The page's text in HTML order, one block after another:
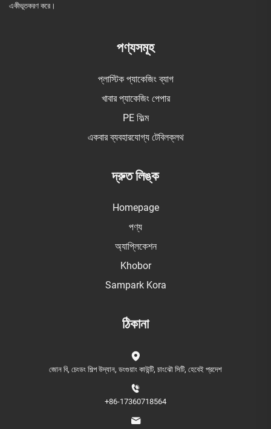
একীভূতকরণ করে।
পণ্যসমূহ
প্লাস্টিক প্যাকেজিং ব্যাগ
খাবার প্যাকেজিং পেপার
PE ফিল্ম
একবার ব্যবহারযোগ্য টেবিলক্লথ
দ্রুত লিঙ্ক
Homepage
পণ্য
অ্যাপ্লিকেশন
Khobor
Sampark Kora
ঠিকানা
জোন বি, চেংডং শিল্প উদ্যান, ডংগুয়াং কাউন্টি, চাংঝৌ সিটি, হেবেই প্রদেশ
+86-17360718564